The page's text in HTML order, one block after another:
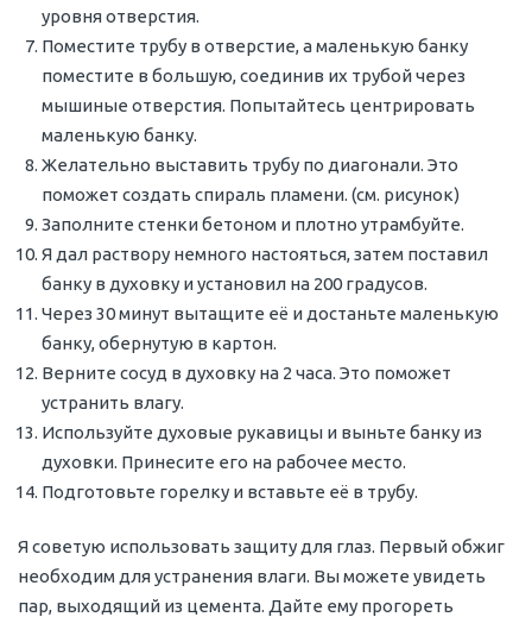
уровня отверстия.
Поместите трубу в отверстие, а маленькую банку
поместите в большую, соединив их трубой через
мышиные отверстия. Попытайтесь центрировать
маленькую банку.
Желательно выставить трубу по диагонали. Это
поможет создать спираль пламени. (см. рисунок)
Заполните стенки бетоном и плотно утрамбуйте.
Я дал раствору немного настояться, затем поставил
банку в духовку и установил на 200 градусов.
Через 30 минут вытащите её и достаньте маленькую
банку, обернутую в картон.
Верните сосуд в духовку на 2 часа. Это поможет
устранить влагу.
Используйте духовые рукавицы и выньте банку из
духовки. Принесите его на рабочее место.
Подготовьте горелку и вставьте её в трубу.
Я советую использовать защиту для глаз. Первый обжиг
необходим для устранения влаги. Вы можете увидеть
пар, выходящий из цемента. Дайте ему прогореть